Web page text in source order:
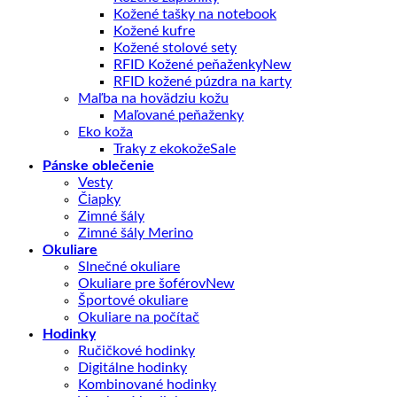
Kožené tašky na notebook
Kožené kufre
Kožené stolové sety
RFID Kožené peňaženky
RFID kožené púzdra na karty
Maľba na hovädziu kožu
Maľované peňaženky
Eko koža
Traky z ekokože
Pánske oblečenie
Vesty
Čiapky
Zimné šály
Zimné šály Merino
Okuliare
Slnečné okuliare
Okuliare pre šoférov
Športové okuliare
Okuliare na počítač
Hodinky
Ručičkové hodinky
Digitálne hodinky
Kombinované hodinky